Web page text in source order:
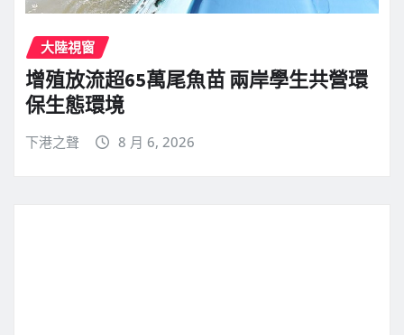
大陸視窗
增殖放流超65萬尾魚苗 兩岸學生共營環
保生態環境
下港之聲 8 月 6, 2026